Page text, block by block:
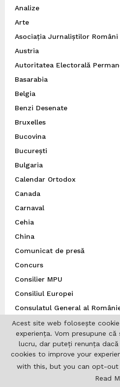
Analize
Arte
Asociația Jurnaliștilor
Austria
Autoritatea Electorală
Basarabia
Belgia
Benzi Desenate
Bruxelles
Bucovina
București
Bulgaria
Calendar Ortodox
Canada
Carnaval
Cehia
China
Comunicat de presă
Concurs
Consilier MPU
Consiliul Europei
Consulatul General al
Copii
Cultură
Departamentul pentru
Acest site web folosește
experiența. Vom presupune
lucru, dar puteți renunța
cookies to improve your
with this, but you can opt-out
Read